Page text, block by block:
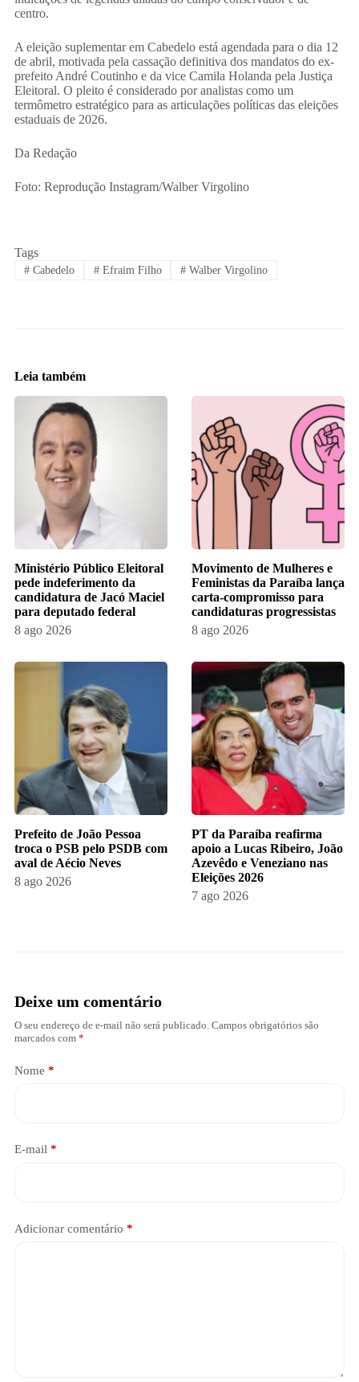
centro.
​A eleição suplementar em Cabedelo está agendada para o dia 12
de abril, motivada pela cassação definitiva dos mandatos do ex-
prefeito André Coutinho e da vice Camila Holanda pela Justiça
Eleitoral. O pleito é considerado por analistas como um
termômetro estratégico para as articulações políticas das eleições
estaduais de 2026.
​Da Redação
Foto: Reprodução Instagram/Walber Virgolino
Tags
#Cabedelo #Efraim Filho # Walber Virgolino
Leia também
Ministério Público Eleitoral
pede indeferimento da
candidatura de Jacó Maciel
para deputado federal
8 ago 2026
Movimento de Mulheres e
Feministas da Paraíba lança
carta-compromisso para
candidaturas progressistas
8 ago 2026
Prefeito de João Pessoa
troca o PSB pelo PSDB com
aval de Aécio Neves
8 ago 2026
PT da Paraíba reafirma
apoio a Lucas Ribeiro, João
Azevêdo e Veneziano nas
Eleições 2026
7 ago 2026
Deixe um comentário
O seu endereço de e-mail não será publicado. Campos obrigatórios são
marcados com *
Nome *
E-mail *
Adicionar comentário *